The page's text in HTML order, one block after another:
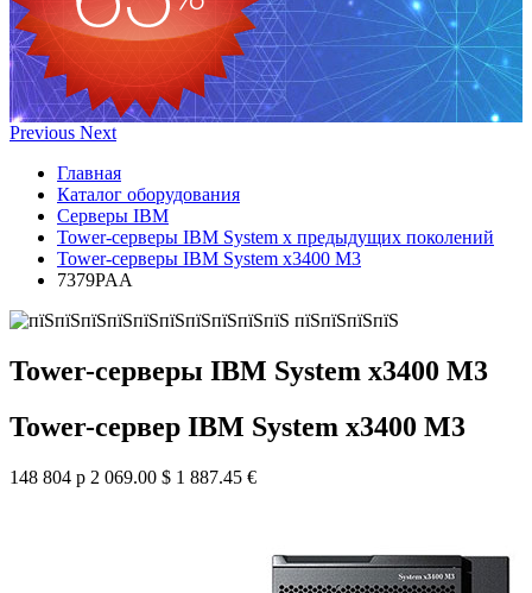
Previous Next
Главная
Каталог оборудования
Серверы IBM
Tower-серверы IBM System x предыдущих поколений
Tower-серверы IBM System x3400 M3
7379PAA
Tower-серверы IBM System x3400 M3
Tower-сервер IBM System x3400 M3
148 804 р 2 069.00 $ 1 887.45 €